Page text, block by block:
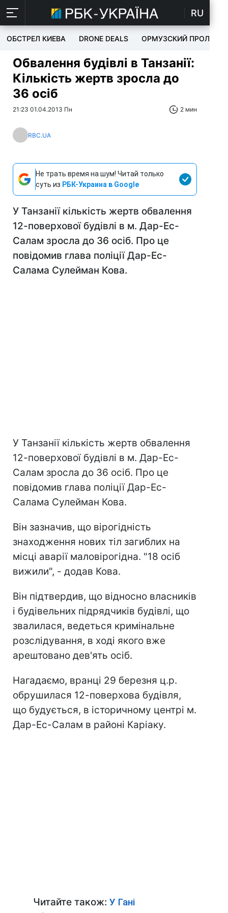
RU
ОБСТРЕЛ КИЕВА DRONE DEALS ОРМУЗСКИЙ ПРОЛИВ
Обвалення будівлі в Танзанії:
Кількість жертв зросла до
36 осіб
21:23 01.04.2013 Пн 2 мин
RBC.UA
Не трать время на шум! Читай только
суть из РБК-Украина в Google
У Танзанії кількість жертв обвалення
12-поверхової будівлі в м. Дар-Ес-
Салам зросла до 36 осіб. Про це
повідомив глава поліції Дар-Ес-
Салама Сулейман Кова.
У Танзанії кількість жертв обвалення
12-поверхової будівлі в м. Дар-Ес-
Салам зросла до 36 осіб. Про це
повідомив глава поліції Дар-Ес-
Салама Сулейман Кова.
Він зазначив, що вірогідність
знаходження нових тіл загиблих на
місці аварії маловірогідна. "18 осіб
вижили", - додав Кова.
Він підтвердив, що відносно власників
і будівельних підрядчиків будівлі, що
звалилася, ведеться кримінальне
розслідування, в ході якого вже
арештовано дев'ять осіб.
Нагадаємо, вранці 29 березня ц.р.
обрушилася 12-поверхова будівля,
що будується, в історичному центрі м.
Дар-Ес-Салам в районі Каріаку.
Читайте також: У Гані